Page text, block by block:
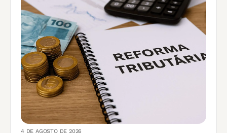
4 DE AGOSTO DE 2026